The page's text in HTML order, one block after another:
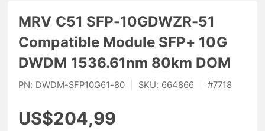
MRV C51 SFP-10GDWZR-51
Compatible Module SFP+ 10G
DWDM 1536.61nm 80km DOM
PN: DWDM-SFP10G61-80 SKU: 664866 #7718
US$204,99